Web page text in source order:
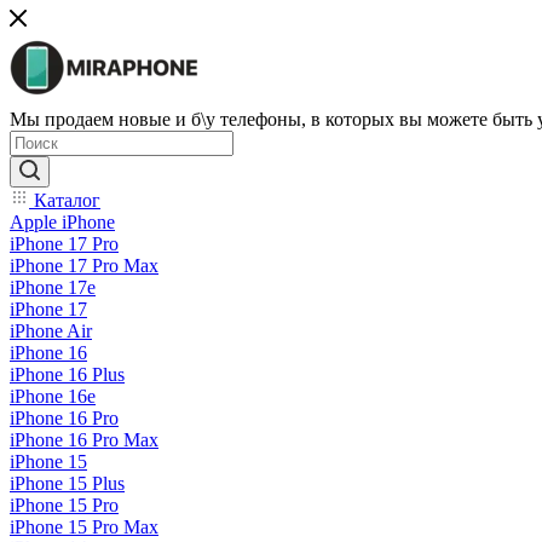
Мы продаем новые и б\у телефоны, в которых вы можете быть
Каталог
Apple iPhone
iPhone 17 Pro
iPhone 17 Pro Max
iPhone 17e
iPhone 17
iPhone Air
iPhone 16
iPhone 16 Plus
iPhone 16e
iPhone 16 Pro
iPhone 16 Pro Max
iPhone 15
iPhone 15 Plus
iPhone 15 Pro
iPhone 15 Pro Max